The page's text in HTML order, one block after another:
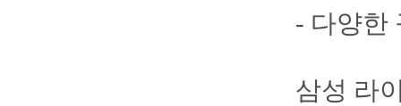
- 다양한
삼성 라